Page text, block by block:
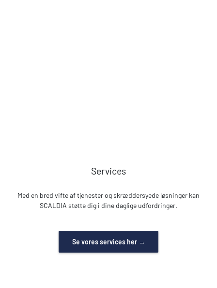
Services
Med en bred vifte af tjenester og skræddersyede løsninger kan
SCALDIA støtte dig i dine daglige udfordringer.
Se vores services her →